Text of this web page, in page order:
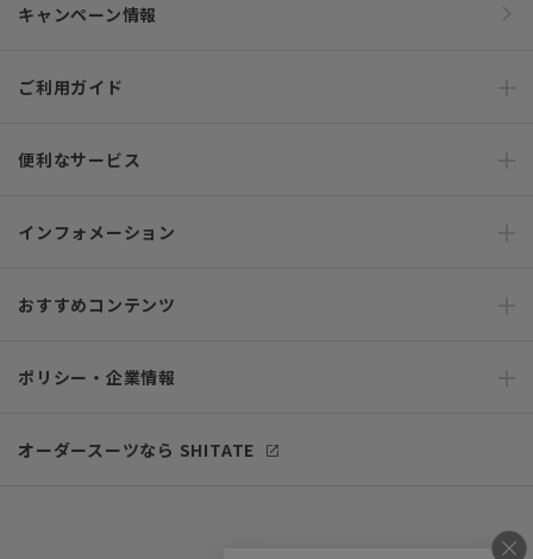
キャンペーン情報
ご利用ガイド
便利なサービス
インフォメーション
おすすめコンテンツ
ポリシー・企業情報
オーダースーツなら SHITATE